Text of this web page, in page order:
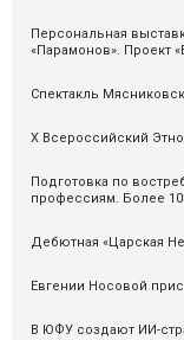
Персональная
«Парамонов». Проект
Спектакль
X Всероссийский
Подготовка по
профессиям. Более
Дебютная «Царская
Евгении Носовой
В ЮФУ создают ИИ-